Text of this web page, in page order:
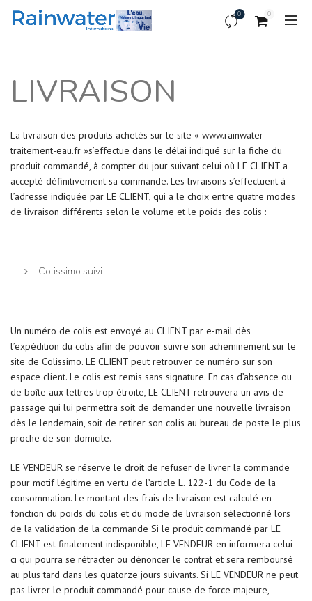
0 0
LIVRAISON
La livraison des produits achetés sur le site « www.rainwater-
traitement-eau.fr »s’effectue dans le délai indiqué sur la fiche du
produit commandé, à compter du jour suivant celui où LE CLIENT a
accepté définitivement sa commande. Les livraisons s’effectuent à
l’adresse indiquée par LE CLIENT, qui a le choix entre quatre modes
de livraison différents selon le volume et le poids des colis :
Colissimo suivi
Un numéro de colis est envoyé au CLIENT par e-mail dès
l’expédition du colis afin de pouvoir suivre son acheminement sur le
site de Colissimo. LE CLIENT peut retrouver ce numéro sur son
espace client. Le colis est remis sans signature. En cas d’absence ou
de boîte aux lettres trop étroite, LE CLIENT retrouvera un avis de
passage qui lui permettra soit de demander une nouvelle livraison
dès le lendemain, soit de retirer son colis au bureau de poste le plus
proche de son domicile.
LE VENDEUR se réserve le droit de refuser de livrer la commande
pour motif légitime en vertu de l’article L. 122-1 du Code de la
consommation. Le montant des frais de livraison est calculé en
fonction du poids du colis et du mode de livraison sélectionné lors
de la validation de la commande Si le produit commandé par LE
CLIENT est finalement indisponible, LE VENDEUR en informera celui-
ci qui pourra se rétracter ou dénoncer le contrat et sera remboursé
au plus tard dans les quatorze jours suivants. Si LE VENDEUR ne peut
pas livrer le produit commandé pour cause de force majeure,